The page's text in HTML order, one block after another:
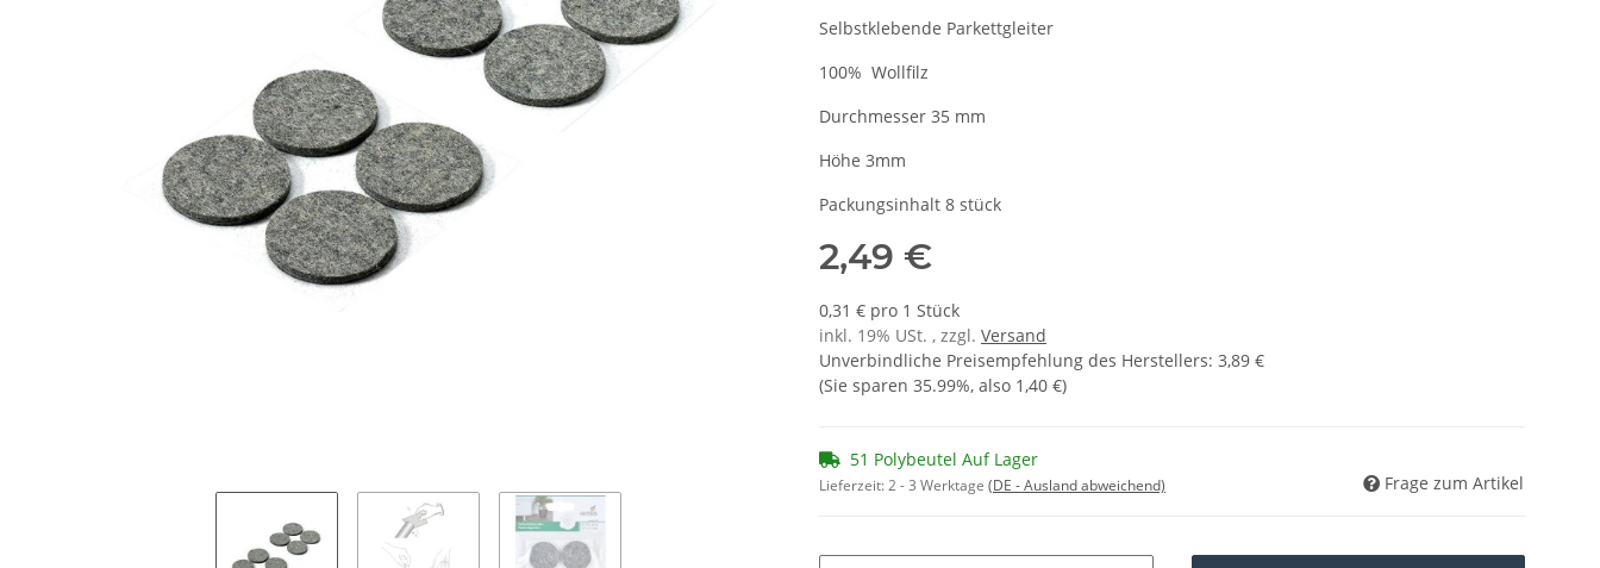
Selbstklebende Parkettgleiter
100% Wollfilz
Durchmesser 35 mm
Höhe 3mm
Packungsinhalt 8 stück
2,49 €
0,31 € pro 1 Stück
inkl. 19% USt. , zzgl. Versand
Unverbindliche Preisempfehlung des Herstellers: 3,89 €
(Sie sparen 35.99%, also 1,40 €)
51 Polybeutel Auf Lager
Lieferzeit:2 - 3 Werktage (DE - Ausland abweichend) Frage zum Artikel